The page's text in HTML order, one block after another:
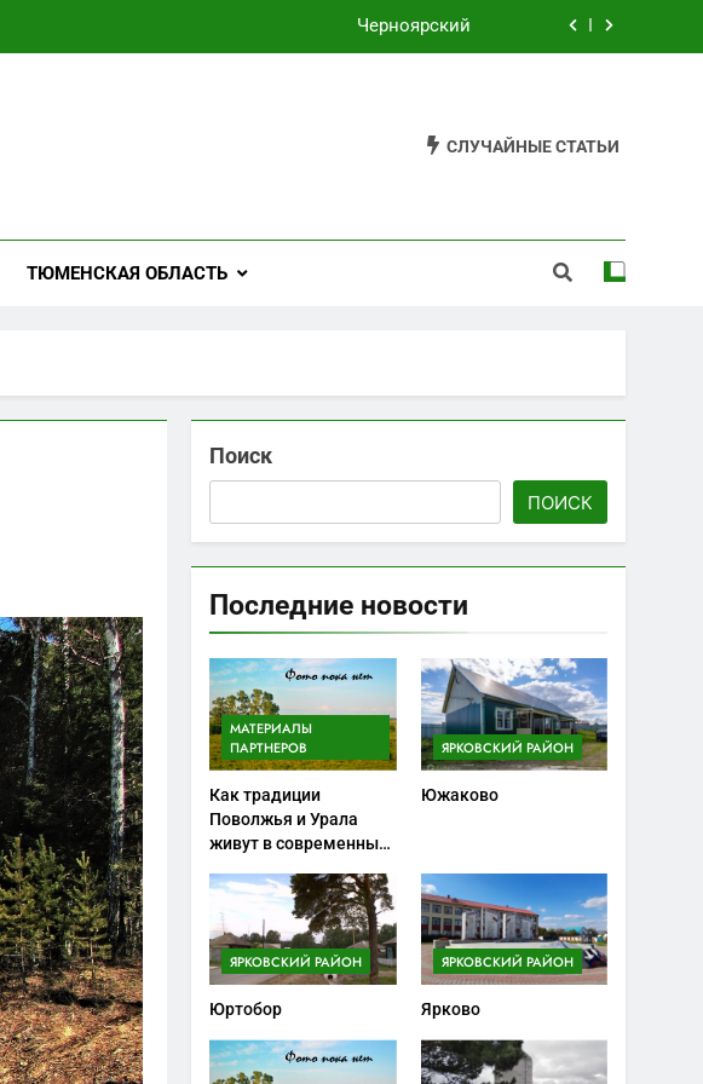
Черноярский
Староуткинск
Черноярский
СЛУЧАЙНЫЕ СТАТЬИ
ТЮМЕНСКАЯ ОБЛАСТЬ
Поиск
ПОИСК
Последние новости
МАТЕРИАЛЫ
ПАРТНЕРОВ
Как традиции
Поволжья и Урала
живут в современных
ЯРКОВСКИЙ РАЙОН
Южаково
ЯРКОВСКИЙ РАЙОН
Юртобор
ЯРКОВСКИЙ РАЙОН
Ярково